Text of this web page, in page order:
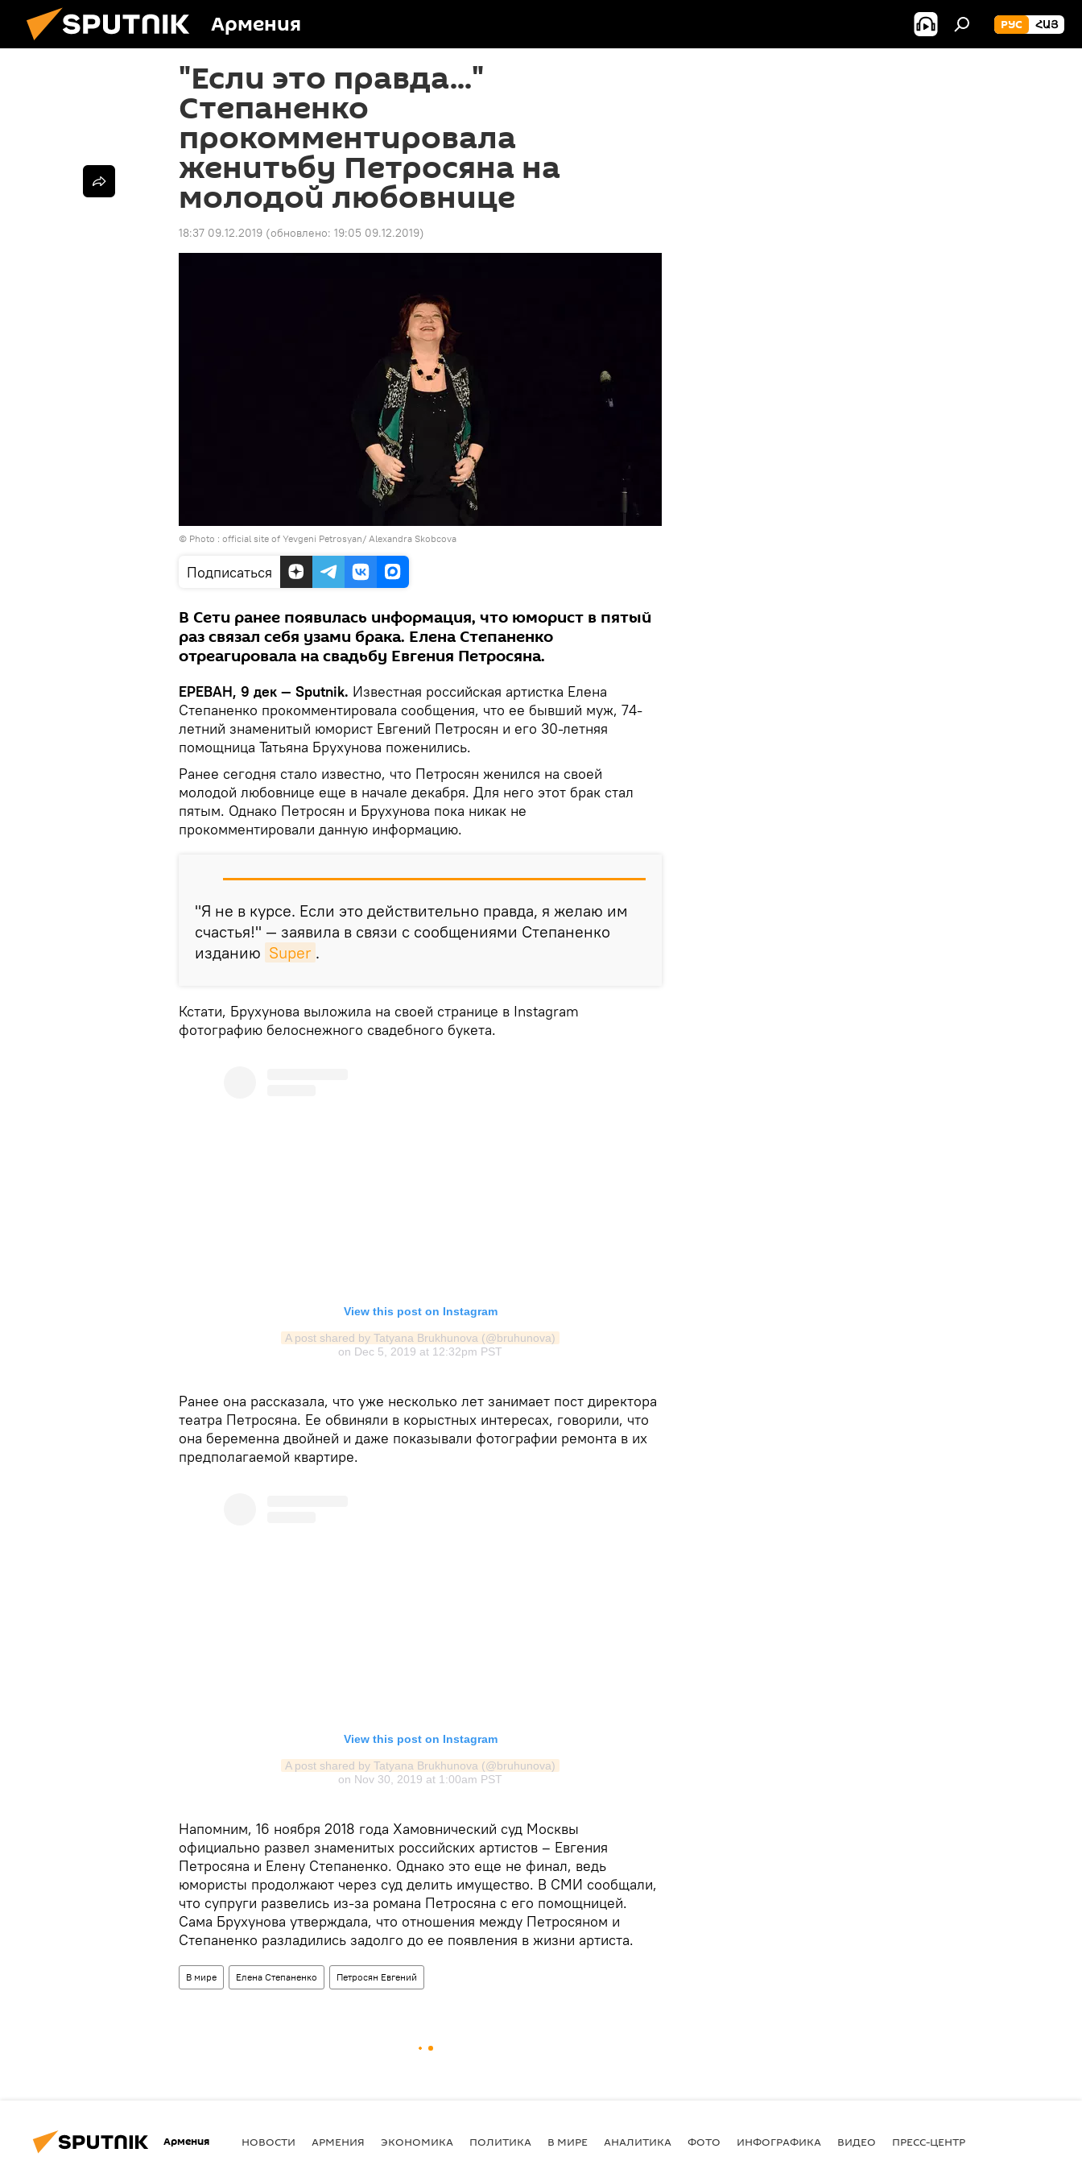
Армения РУС ՀԱՅ
"Если это правда..."
Степаненко
прокомментировала
женитьбу Петросяна на
молодой любовнице
18:37 09.12.2019 (обновлено: 19:05 09.12.2019)
© Photo : official site of Yevgeni Petrosyan/ Alexandra Skobcova
Подписаться
В Сети ранее появилась информация, что юморист в пятый
раз связал себя узами брака. Елена Степаненко
отреагировала на свадьбу Евгения Петросяна.
ЕРЕВАН, 9 дек — Sputnik. Известная российская артистка Елена
Степаненко прокомментировала сообщения, что ее бывший муж, 74-
летний знаменитый юморист Евгений Петросян и его 30-летняя
помощница Татьяна Брухунова поженились.
Ранее сегодня стало известно, что Петросян женился на своей
молодой любовнице еще в начале декабря. Для него этот брак стал
пятым. Однако Петросян и Брухунова пока никак не
прокомментировали данную информацию.
"Я не в курсе. Если это действительно правда, я желаю им
счастья!" — заявила в связи с сообщениями Степаненко
изданию Super .
Кстати, Брухунова выложила на своей странице в Instagram
фотографию белоснежного свадебного букета.
View this post on Instagram
A post shared by Tatyana Brukhunova (@bruhunova)
on Dec 5, 2019 at 12:32pm PST
Ранее она рассказала, что уже несколько лет занимает пост директора
театра Петросяна. Ее обвиняли в корыстных интересах, говорили, что
она беременна двойней и даже показывали фотографии ремонта в их
предполагаемой квартире.
View this post on Instagram
A post shared by Tatyana Brukhunova (@bruhunova)
on Nov 30, 2019 at 1:00am PST
Напомним, 16 ноября 2018 года Хамовнический суд Москвы
официально развел знаменитых российских артистов – Евгения
Петросяна и Елену Степаненко. Однако это еще не финал, ведь
юмористы продолжают через суд делить имущество. В СМИ сообщали,
что супруги развелись из-за романа Петросяна с его помощницей.
Сама Брухунова утверждала, что отношения между Петросяном и
Степаненко разладились задолго до ее появления в жизни артиста.
В мире Елена Степаненко Петросян Евгений
Армения НОВОСТИ АРМЕНИЯ ЭКОНОМИКА ПОЛИТИКА В МИРЕ АНАЛИТИКА ФОТО ИНФОГРАФИКА ВИДЕО ПРЕСС-ЦЕНТР